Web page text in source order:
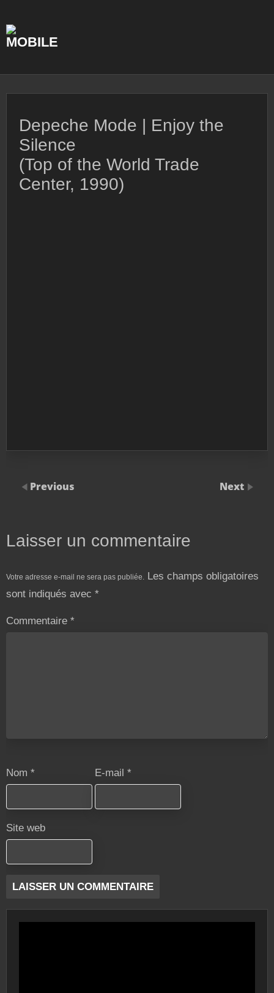
content
Depeche Mode | Enjoy the
Silence
(Top of the World Trade
Center, 1990)
Previous Next
Laisser un commentaire
Votre adresse e-mail ne sera pas publiée. Les champs obligatoires
sont indiqués avec *
Commentaire *
Nom * E-mail *
Site web